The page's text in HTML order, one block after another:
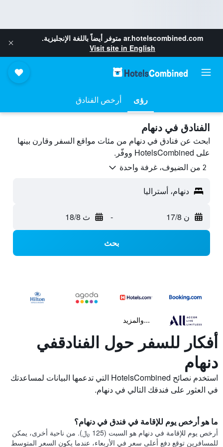
ar.hotelscombined.com متوفر أيضاً باللغة الإنجليزية.
Visit site in English
رؤى أرخص الفنادق
الفنادق في دنهام
ابحث عن فنادق في دنهام من مئات مواقع السفر وقارن بينها
على HotelsCombined ووفّر.
2 من الضيوف، غرفة واحدة
دنهام، أستراليا
ن 17/8 - ث 18/8
بحث
...والمزيد
أفكار للسفر حول الفنادقفي
دنهام
استخدم نصائح HotelsCombined التي تدعمها البيانات لمساعدتك
في العثور على فندقك التالي في دنهام.
ما هو أرخص يوم للإقامة في فندق في دنهام؟
أرخص يوم للإقامة في دنهام هو السبت (125 ﷼). من ناحية أخرى، يمكن
للمسافرين توقع دفع أعلى سعر في الأربعاء، عندما يكون السعر المتوسط